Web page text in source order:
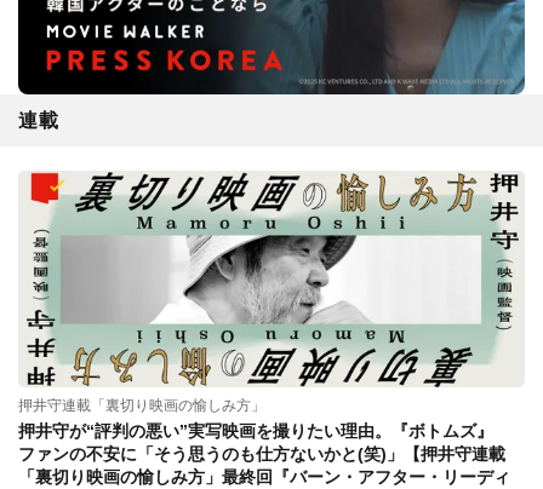
連載
押井守連載「裏切り映画の愉しみ方」
押井守が“評判の悪い”実写映画を撮りたい理由。『ボトムズ』
ファンの不安に「そう思うのも仕方ないかと(笑)」【押井守連載
「裏切り映画の愉しみ方」最終回『バーン・アフター・リーディ